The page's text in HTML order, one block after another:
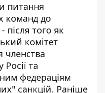
питання
команд до
після того як
комітет
членства
та
федераціям
санкцій. Раніше